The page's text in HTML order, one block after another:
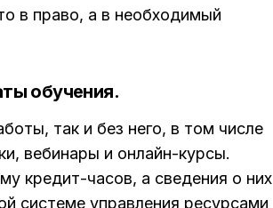
в право, а в необходимый
обучения.
так и без него, в том числе
вебинары и онлайн-курсы.
кредит-часов, а сведения о них
системе управления ресурсами